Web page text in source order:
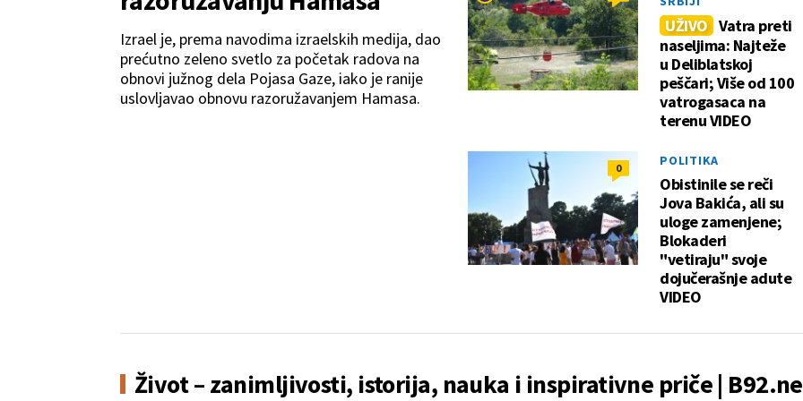
Izrael je, prema navodima izraelskih medija, dao
prećutno zeleno svetlo za početak radova na
obnovi južnog dela Pojasa Gaze, iako je ranije
uslovljavao obnovu razoružavanjem Hamasa.
UŽIVO Vatra preti
naseljima: Najteže
u Deliblatskoj
peščari; Više od 100
vatrogasaca na
terenu VIDEO
0 POLITIKA
Obistinile se reči
Jova Bakića, ali su
uloge zamenjene;
Blokaderi
"vetiraju" svoje
dojučerašnje adute
VIDEO
Život – zanimljivosti, istorija, nauka i inspirativne priče |